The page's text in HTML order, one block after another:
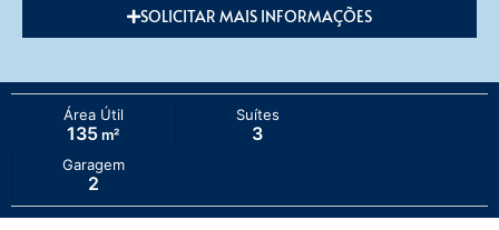
SOLICITAR MAIS INFORMAÇÕES
Área Útil
135 m²
Suítes
3
Garagem
2